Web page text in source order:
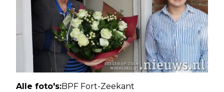
Alle foto's:BPF Fort-Zeekant